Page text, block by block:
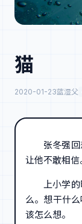
猫
2020-01-23蓝湿父
张冬强
让他不敢相信
上小学
么。想干什
该怎么想。